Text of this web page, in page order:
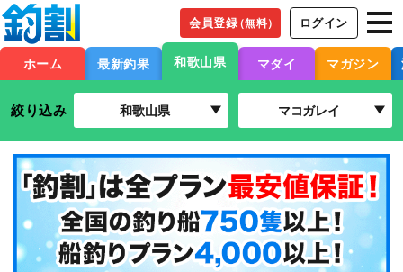
会員登録（無料） ログイン
ホーム 最新釣果 和歌山県 マダイ マガジン
絞り込み 和歌山県 マコガレイ